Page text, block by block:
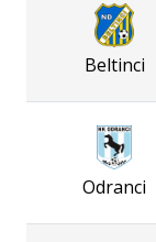
Beltinci
Odranci